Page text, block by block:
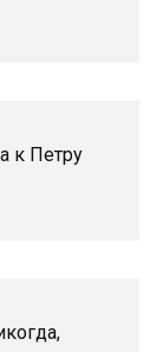
к Петру